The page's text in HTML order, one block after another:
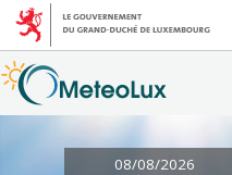
08/08/2026